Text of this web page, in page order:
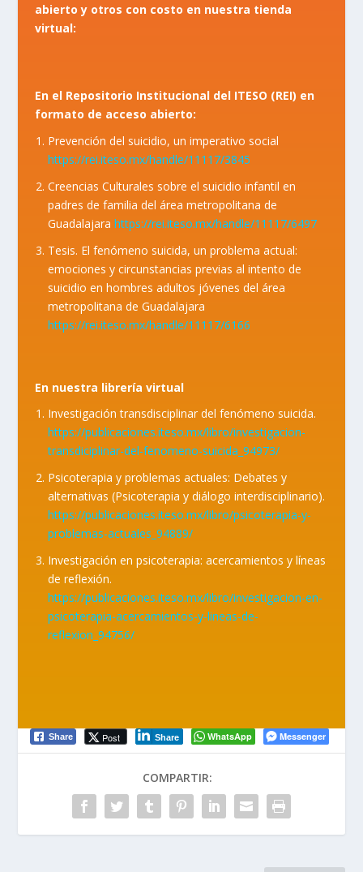
abierto y otros con costo en nuestra tienda
virtual:
En el Repositorio Institucional del ITESO (REI) en
formato de acceso abierto:
Prevención del suicidio, un imperativo social
https://rei.iteso.mx/handle/11117/3845
Creencias Culturales sobre el suicidio infantil en
padres de familia del área metropolitana de
Guadalajara https://rei.iteso.mx/handle/11117/6497
Tesis. El fenómeno suicida, un problema actual:
emociones y circunstancias previas al intento de
suicidio en hombres adultos jóvenes del área
metropolitana de Guadalajara
https://rei.iteso.mx/handle/11117/6166
En nuestra librería virtual
Investigación transdisciplinar del fenómeno suicida.
https://publicaciones.iteso.mx/libro/investigacion-
transdiciplinar-del-fenomeno-suicida_94973/
Psicoterapia y problemas actuales: Debates y
alternativas (Psicoterapia y diálogo interdisciplinario).
https://publicaciones.iteso.mx/libro/psicoterapia-y-
problemas-actuales_94889/
Investigación en psicoterapia: acercamientos y líneas
de reflexión.
https://publicaciones.iteso.mx/libro/investigacion-en-
psicoterapia-acercamientos-y-lineas-de-
reflexion_94756/
Share Post Share WhatsApp Messenger
COMPARTIR: